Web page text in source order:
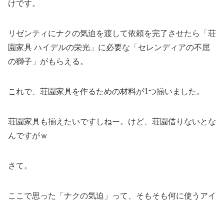
けです。
リゼンティにナクの気迫を渡して依頼を完了させたら「荘
園家具 ハイデルの栄光」に必要な「セレンディアの不屈
の獅子」がもらえる。
これで、荘園家具を作るための材料が1つ揃いました。
荘園家具も揃えたいですしねー。けど、荘園借りないとな
んですがｗ
さて。
ここで思った「ナクの気迫」って、そもそも何に使うアイ